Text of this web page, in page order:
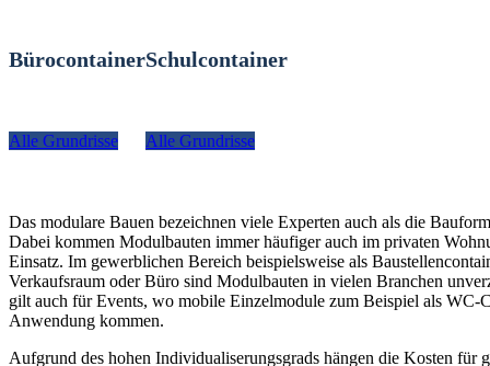
Bürocontainer
Alle Grundrisse
Schulcontainer
Alle Grundrisse
Das modulare Bauen bezeichnen viele Experten auch als die
Dabei kommen Modulbauten immer häufiger auch im privaten
Einsatz. Im gewerblichen Bereich beispielsweise als
Verkaufsraum oder Büro sind Modulbauten in vielen Branchen
gilt auch für Events, wo mobile Einzelmodule zum Beispiel als WC-
Anwendung kommen.
Aufgrund des hohen Individualiserungsgrads hängen die Kosten für